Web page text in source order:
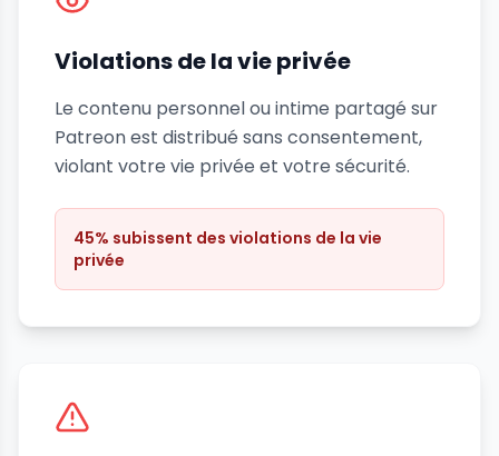
Violations de la vie privée
Le contenu personnel ou intime partagé sur
Patreon est distribué sans consentement,
violant votre vie privée et votre sécurité.
45% subissent des violations de la vie
privée